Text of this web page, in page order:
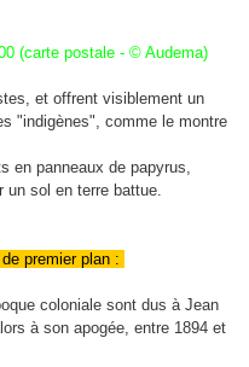
(carte postale - © Audema)
et offrent visiblement un
"indigènes", comme le montre
en panneaux de papyrus,
un sol en terre battue.
premier plan :
coloniale sont dus à Jean
à son apogée, entre 1894 et